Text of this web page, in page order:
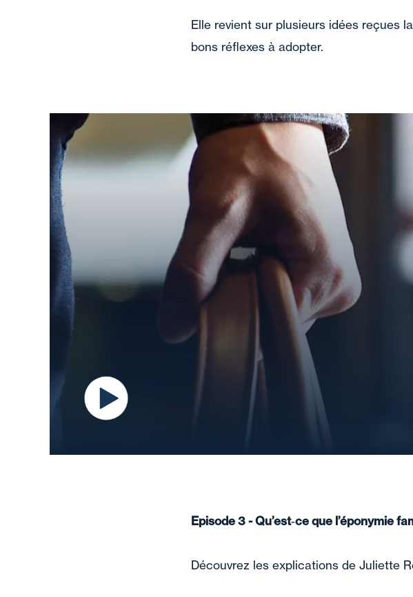
Elle revient sur plusieurs idées reçues
bons réflexes à adopter.
Episode 3 - Qu’est‑ce que l’éponymie
Découvrez les explications de Juliette